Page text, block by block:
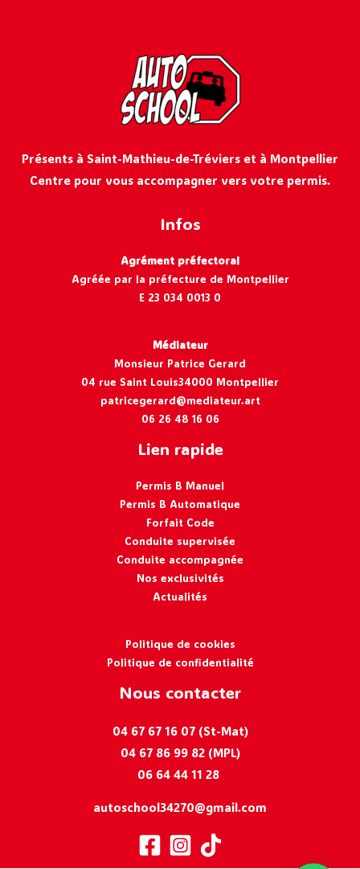
Présents à Saint-Mathieu-de-Tréviers et à Montpellier
Centre pour vous accompagner vers votre permis.
Infos
Agrément préfectoral
Agréée par la préfecture de Montpellier
E 23 034 0013 0
Médiateur
Monsieur Patrice Gerard
04 rue Saint Louis34000 Montpellier
patricegerard@mediateur.art
06 26 48 16 06
Lien rapide
Permis B Manuel
Permis B Automatique
Forfait Code
Conduite supervisée
Conduite accompagnée
Nos exclusivités
Actualités
Politique de cookies
Politique de confidentialité
Nous contacter
04 67 67 16 07 (St-Mat)
04 67 86 99 82 (MPL)
06 64 44 11 28
autoschool34270@gmail.com